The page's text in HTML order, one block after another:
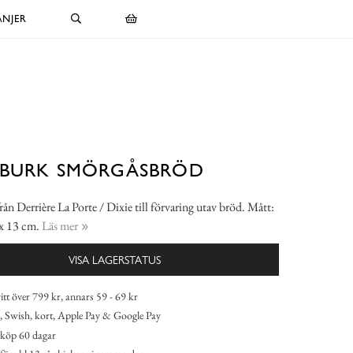
SMÖRGÅSBRÖD
Derrière La Porte / Dixie till förvaring utav bröd. Mått:
13 cm. Läs mer
VISA LAGERSTATUS
över 799 kr, annars 59 - 69 kr
Swish, kort, Apple Pay & Google Pay
60 dagar